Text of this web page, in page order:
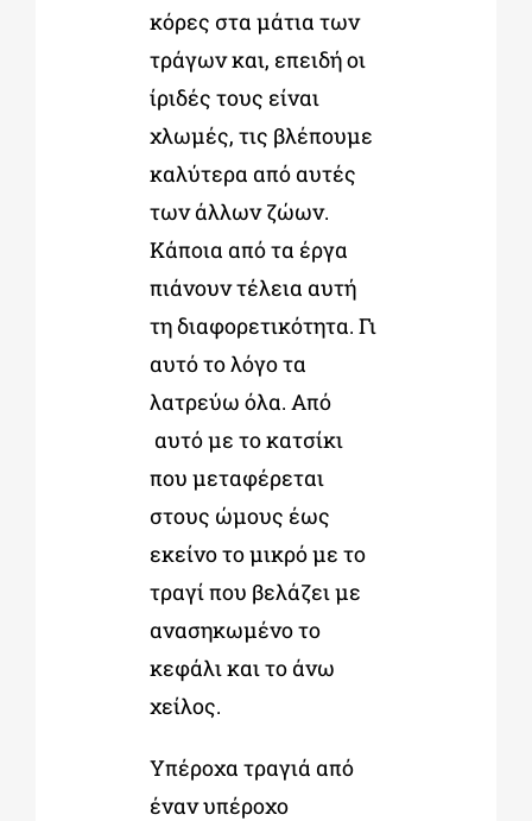
κόρες στα μάτια των
τράγων και, επειδή οι
ίριδές τους είναι
χλωμές, τις βλέπουμε
καλύτερα από αυτές
των άλλων ζώων.
Κάποια από τα έργα
πιάνουν τέλεια αυτή
τη διαφορετικότητα. Γι
αυτό το λόγο τα
λατρεύω όλα. Από
αυτό με το κατσίκι
που μεταφέρεται
στους ώμους έως
εκείνο το μικρό με το
τραγί που βελάζει με
ανασηκωμένο το
κεφάλι και το άνω
χείλος.
Υπέροχα τραγιά από
έναν υπέροχο